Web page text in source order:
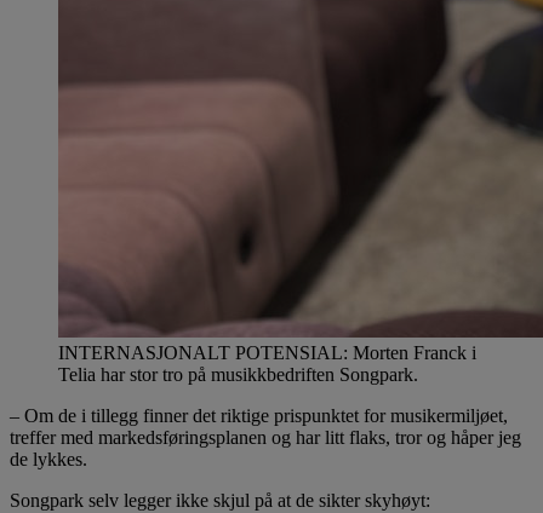
INTERNASJONALT POTENSIAL: Morten Franck i
Telia har stor tro på musikkbedriften Songpark.
– Om de i tillegg finner det riktige prispunktet for musikermiljøet,
treffer med markedsføringsplanen og har litt flaks, tror og håper jeg
de lykkes.
Songpark selv legger ikke skjul på at de sikter skyhøyt: